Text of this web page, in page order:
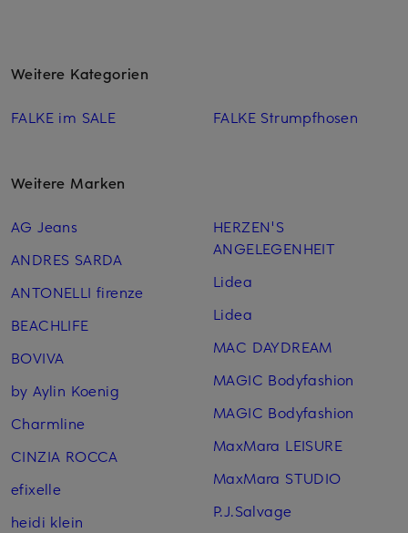
Weitere Kategorien
FALKE im SALE FALKE Strumpfhosen
Weitere Marken
AG Jeans
ANDRES SARDA
ANTONELLI firenze
BEACHLIFE
BOVIVA
by Aylin Koenig
Charmline
CINZIA ROCCA
efixelle
heidi klein
HERZEN'S
ANGELEGENHEIT
Lidea
Lidea
MAC DAYDREAM
MAGIC Bodyfashion
MAGIC Bodyfashion
MaxMara LEISURE
MaxMara STUDIO
P.J.Salvage